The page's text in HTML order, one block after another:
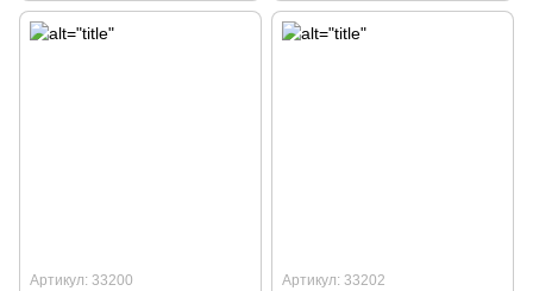
Артикул: 33200 Артикул: 33202